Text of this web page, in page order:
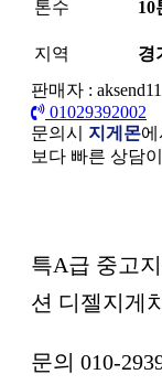
톤수 10
지역
경
판매자 : aksend11
01029392002
문의시 지게몬
보다 빠른 상담
특A급 중고
션 디젤지게
문의 010-